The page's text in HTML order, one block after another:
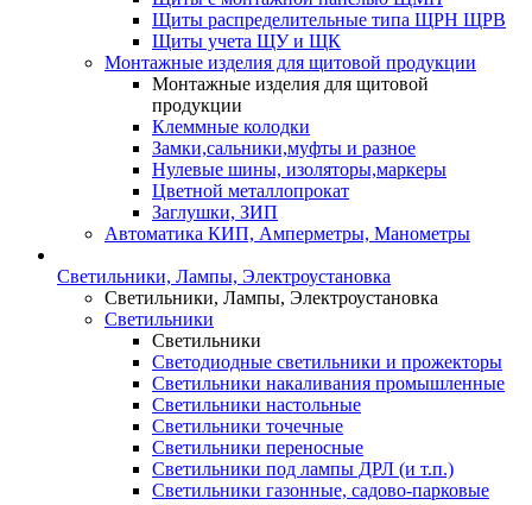
Щиты распределительные типа ЩРН ЩРВ
Щиты учета ЩУ и ЩК
Монтажные изделия для щитовой продукции
Монтажные изделия для щитовой
продукции
Клеммные колодки
Замки,сальники,муфты и разное
Нулевые шины, изоляторы,маркеры
Цветной металлопрокат
Заглушки, ЗИП
Автоматика КИП, Амперметры, Манометры
Светильники, Лампы, Электроустановка
Светильники, Лампы, Электроустановка
Светильники
Светильники
Светодиодные светильники и прожекторы
Светильники накаливания промышленные
Светильники настольные
Светильники точечные
Светильники переносные
Светильники под лампы ДРЛ (и т.п.)
Светильники газонные, садово-парковые